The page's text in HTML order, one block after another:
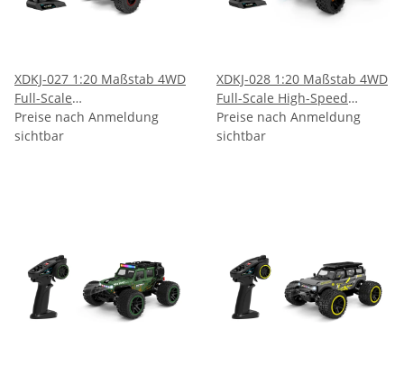
XDKJ-027 1:20 Maßstab 4WD
Full-Scale
Hochgeschwindigkeits-
Wüsten-Geländewagen
Preise nach Anmeldung
sichtbar
XDKJ-028 1:20 Maßstab 4WD
Full-Scale High-Speed
Offroad-Monster-Truck
Preise nach Anmeldung
sichtbar